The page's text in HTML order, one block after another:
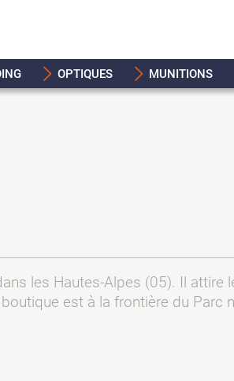
OPTIQUES MUNITIONS
les Hautes-Alpes (05). Il
est à la frontière du Parc